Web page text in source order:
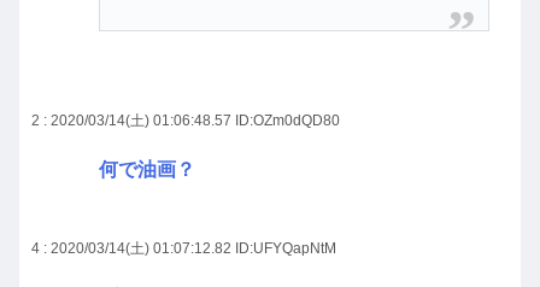
2 : 2020/03/14(土) 01:06:48.57 ID:OZm0dQD80
何で油画？
4 : 2020/03/14(土) 01:07:12.82 ID:UFYQapNtM